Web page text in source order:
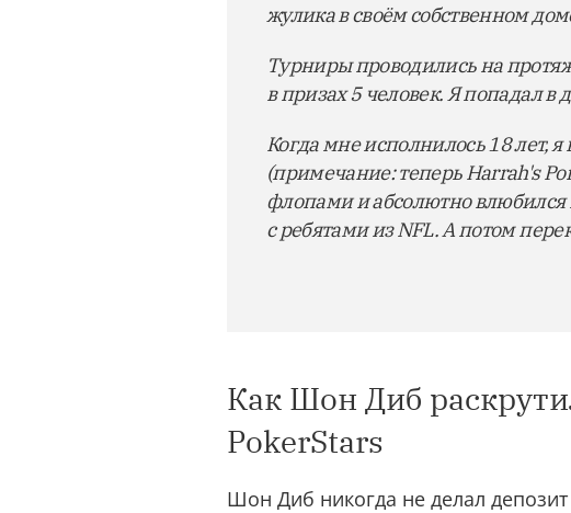
жулика в своём собственном
Турниры проводились на
в призах 5 человек. Я попадал в
Когда мне исполнилось 18 лет,
(примечание: теперь Harrah's
флопами и абсолютно влюбился
с ребятами из NFL. А потом
Как Шон Диб
PokerStars
Шон Диб никогда не делал